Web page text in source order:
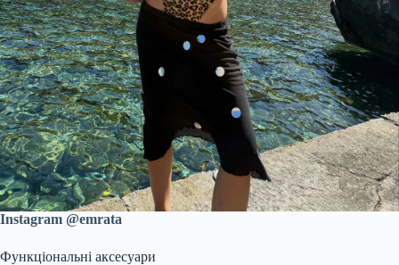
Instagram @emrata
Функціональні аксесуари